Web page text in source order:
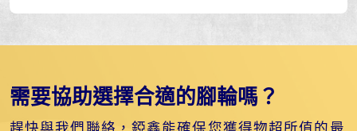
需要協助選擇合適的腳輪嗎？